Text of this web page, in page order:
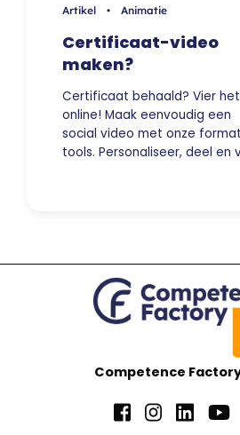
Artikel • Animatie
Certificaat-video
maken?
Certificaat behaald? Vier het
online! Maak eenvoudig een
social video met onze
tools. Personaliseer, deel en
Competence